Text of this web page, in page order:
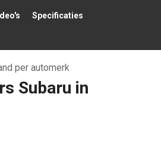
Specificaties
per automerk
Subaru in